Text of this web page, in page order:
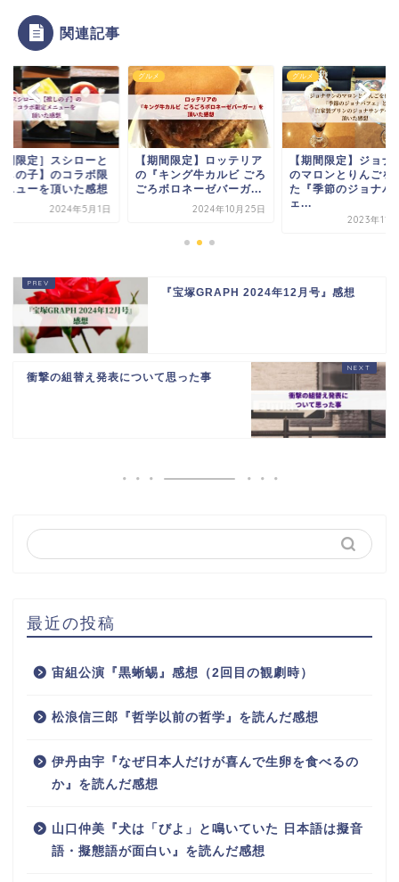
関連記事
間限定］スシローと
しの子】のコラボ限
ニューを頂いた感想
2024年5月1日
グルメ
【期間限定】ロッテリア
の『キング牛カルビ ごろ
ごろボロネーゼバーガ...
2024年10月25日
グルメ
【期間限定】ジョナ
のマロンとりんごを
た『季節のジョナパ
ェ...
2023年11
『宝塚GRAPH 2024年12月号』感想
衝撃の組替え発表について思った事
最近の投稿
宙組公演『黒蜥蜴』感想（2回目の観劇時）
松浪信三郎『哲学以前の哲学』を読んだ感想
伊丹由宇『なぜ日本人だけが喜んで生卵を食べるの
か』を読んだ感想
山口仲美『犬は「びよ」と鳴いていた 日本語は擬音
語・擬態語が面白い』を読んだ感想